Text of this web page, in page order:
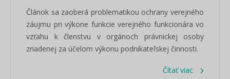
Článok sa zaoberá problematikou ochrany verejného
záujmu pri výkone funkcie verejného funkcionára vo
vzťahu k členstvu v orgánoch právnickej osoby
zriadenej za účelom výkonu podnikateľskej činnosti.
Čítať viac